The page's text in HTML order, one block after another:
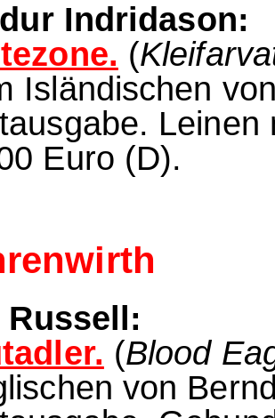
Indridason:
(
Isländischen
Euro (D).
Russell:
(Blood
von